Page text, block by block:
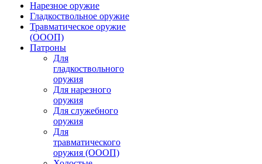
Нарезное оружие
Гладкоствольное оружие
Травматическое оружие
(ОООП)
Патроны
Для
гладкоствольного
оружия
Для нарезного
оружия
Для служебного
оружия
Для
травматического
оружия (ОООП)